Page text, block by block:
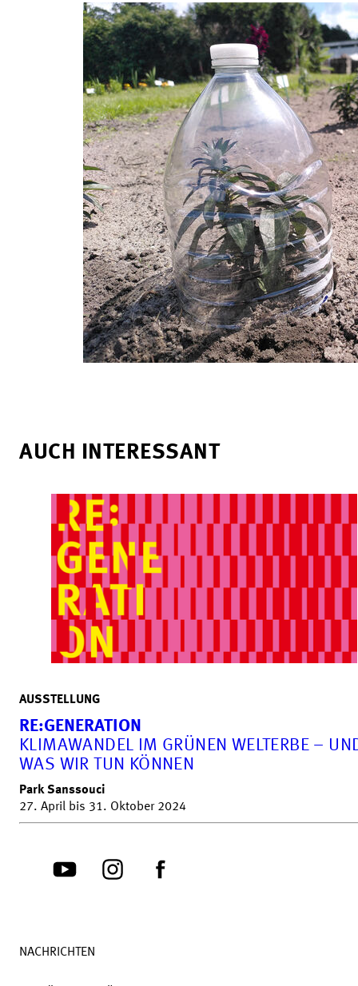
AUCH INTERESSANT
AUSSTELLUNG
RE:GENERATION
KLIMAWANDEL IM GRÜNEN WELTERBE –
WAS WIR TUN KÖNNEN
Park Sanssouci
27. April bis 31. Oktober 2024
NACHRICHTEN